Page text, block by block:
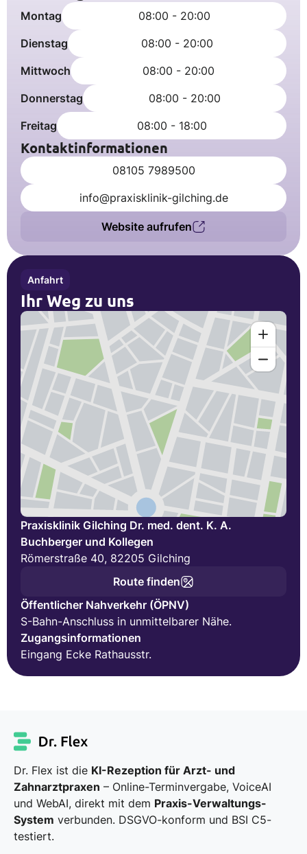
Montag
08:00 - 20:00
Dienstag
08:00 - 20:00
Mittwoch
08:00 - 20:00
Donnerstag
08:00 - 20:00
Freitag
08:00 - 18:00
Kontaktinformationen
08105 7989500
info@praxisklinik-gilching.de
Website aufrufen
Anfahrt
Ihr Weg zu uns
Praxisklinik Gilching Dr. med. dent. K. A.
Buchberger und Kollegen
Römerstraße 40, 82205 Gilching
Route finden
Öffentlicher Nahverkehr (ÖPNV)
S-Bahn-Anschluss in unmittelbarer Nähe.
Zugangsinformationen
Eingang Ecke Rathausstr.
Dr. Flex ist die KI-Rezeption für Arzt- und
Zahnarztpraxen – Online-Terminvergabe, VoiceAI
und WebAI, direkt mit dem Praxis-Verwaltungs-
System verbunden. DSGVO-konform und BSI C5-
testiert.